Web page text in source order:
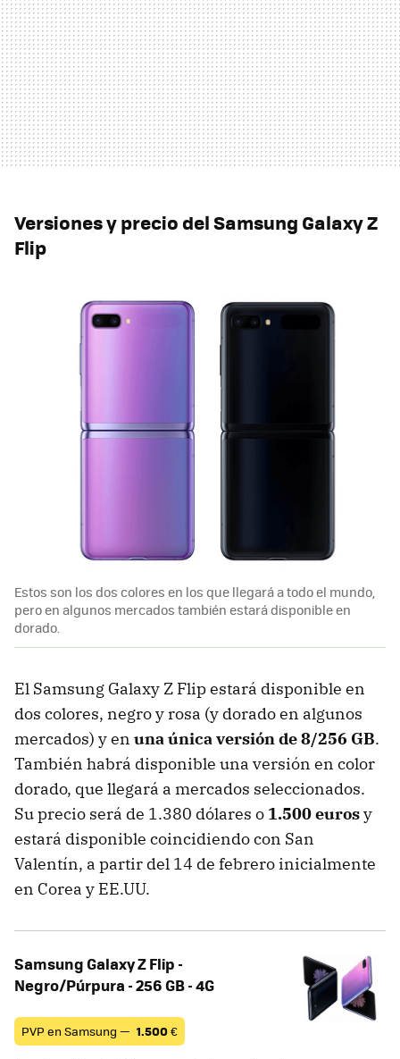
Versiones y precio del Samsung Galaxy Z
Flip
Estos son los dos colores en los que llegará a todo el mundo,
pero en algunos mercados también estará disponible en
dorado.
El Samsung Galaxy Z Flip estará disponible en
dos colores, negro y rosa (y dorado en algunos
mercados) y en una única versión de 8/256 GB.
También habrá disponible una versión en color
dorado, que llegará a mercados seleccionados.
Su precio será de 1.380 dólares o 1.500 eurosy
estará disponible coincidiendo con San
Valentín, a partir del 14 de febrero inicialmente
en Corea y EE.UU.
Samsung Galaxy Z Flip -
Negro/Púrpura - 256 GB - 4G
PVP en Samsung — 1.500€